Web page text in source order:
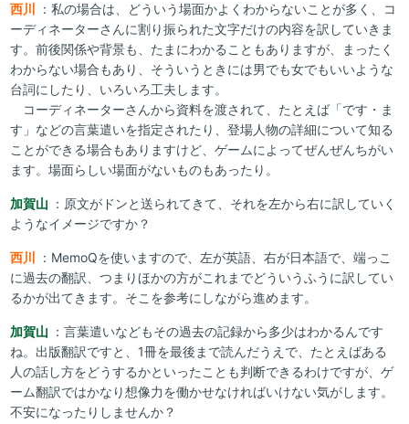
西川
：私の場合は、どういう場面かよくわからないことが多く、コ
ーディネーターさんに割り振られた文字だけの内容を訳していきま
す。前後関係や背景も、たまにわかることもありますが、まったく
わからない場合もあり、そういうときには男でも女でもいいような
台詞にしたり、いろいろ工夫します。
コーディネーターさんから資料を渡されて、たとえば「です・ま
す」などの言葉遣いを指定されたり、登場人物の詳細について知る
ことができる場合もありますけど、ゲームによってぜんぜんちがい
ます。場面らしい場面がないものもあったり。
加賀山 ：原文がドンと送られてきて、それを左から右に訳していく
ようなイメージですか？
西川
：MemoQを使いますので、左が英語、右が日本語で、端っこ
に過去の翻訳、つまりほかの方がこれまでどういうふうに訳してい
るかが出てきます。そこを参考にしながら進めます。
加賀山 ：言葉遣いなどもその過去の記録から多少はわかるんです
ね。出版翻訳ですと、1冊を最後まで読んだうえで、たとえばある
人の話し方をどうするかといったことも判断できるわけですが、ゲ
ーム翻訳ではかなり想像力を働かせなければいけない気がします。
不安になったりしませんか？